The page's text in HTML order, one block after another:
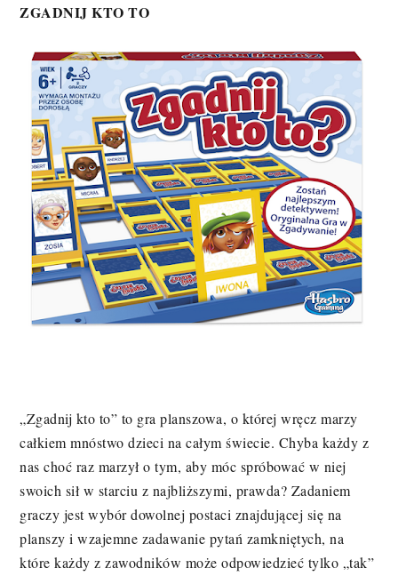
ZGADNIJ KTO TO
„Zgadnij kto to” to gra planszowa, o której wręcz marzy
całkiem mnóstwo dzieci na całym świecie. Chyba każdy z
nas choć raz marzył o tym, aby móc spróbować w niej
swoich sił w starciu z najbliższymi, prawda? Zadaniem
graczy jest wybór dowolnej postaci znajdującej się na
planszy i wzajemne zadawanie pytań zamkniętych, na
które każdy z zawodników może odpowiedzieć tylko „tak”